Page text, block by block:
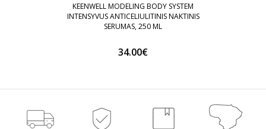
KEENWELL MODELING BODY SYSTEM
INTENSYVUS ANTICELIULITINIS NAKTINIS
SERUMAS, 250 ML
34.00€